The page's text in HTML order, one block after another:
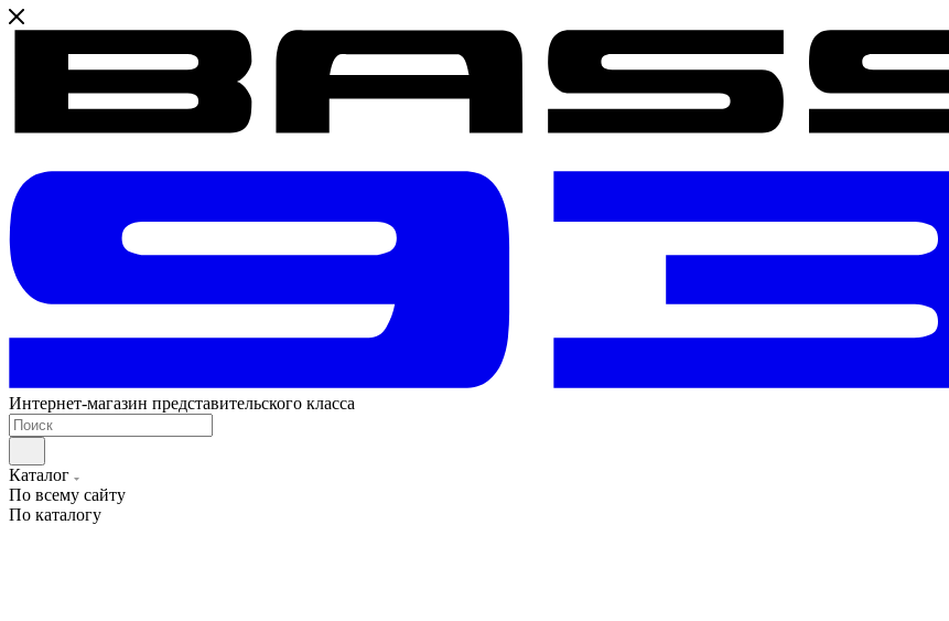
Интернет-магазин представительского класса
Каталог
По всему сайту
По каталогу